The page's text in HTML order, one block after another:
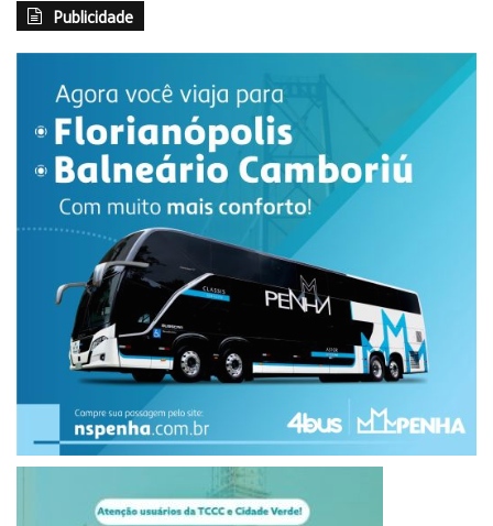
Publicidade